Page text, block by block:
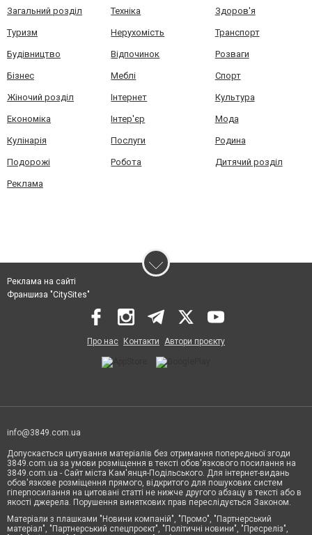
Загальний розділ Техніка Здоров'я
Туризм Нерухомість Транспорт
Будівництво Відпочинок Розваги
Бізнес Меблі Спорт
Жіночий розділ Інтернет Культура
Економіка Інтер'єр Мода
Кулінарія Послуги Родина
Подорожі Робота Дитячий розділ
Реклама
Реклама на сайті
Франшиза "CitySites"
Про нас Контакти Автори проєкту
info@3849.com.ua
Допускається цитування матеріалів без отримання попередньої згоди
3849.com.ua за умови розміщення в тексті обов'язкового посилання на
3849.com.ua - Сайт міста Кам'янця-Подільського. Для інтернет-видань
обов'язкове розміщення прямого, відкритого для пошукових систем
гіперпосилання на цитовані статті не нижче другого абзацу в тексті або в
якості джерела. Порушення виняткових прав переслідується Законом.
Матеріали з плашками "Новини компаній", "Промо", "Партнерський
матеріал", "Партнерський спецпроєкт", "Політичні новини", "Пресреліз",